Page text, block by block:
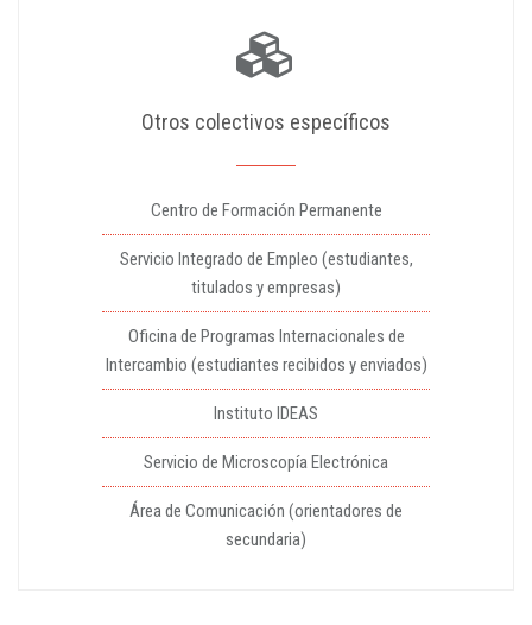
Otros colectivos específicos
Centro de Formación Permanente
Servicio Integrado de Empleo (estudiantes,
titulados y empresas)
Oficina de Programas Internacionales de
Intercambio (estudiantes recibidos y enviados)
Instituto IDEAS
Servicio de Microscopía Electrónica
Área de Comunicación (orientadores de
secundaria)